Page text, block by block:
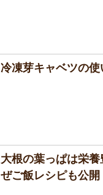
冷凍芽キャベツの使
大根の葉っぱは栄
ぜご飯レシピも公開